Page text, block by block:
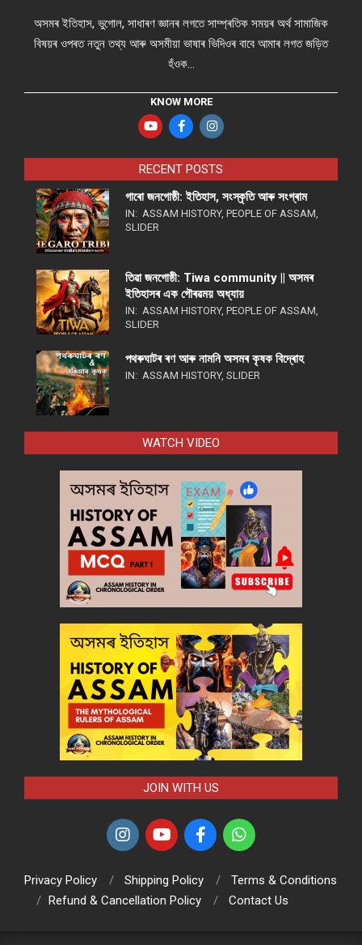
অসমৰ ইতিহাস, ভুগোল, সাধাৰণ জ্ঞানৰ লগতে সাম্প্ৰতিক সময়ৰ অৰ্থ সামাজিক
বিষয়ৰ ওপৰত নতুন তথ্য আৰু অসমীয়া ভাষাৰ ভিদিওৰ বাবে আমাৰ লগত জড়িত
হঁওক...
KNOW MORE
RECENT POSTS
গাৰো জনগোষ্ঠী: ইতিহাস, সংস্কৃতি আৰু সংগ্ৰাম
IN: ASSAM HISTORY, PEOPLE OF ASSAM
SLIDER
তিৱা জনগোষ্ঠী: Tiwa community || অসমৰ
ইতিহাসৰ এক গৌৰৱময় অধ্যায়
IN: ASSAM HISTORY, PEOPLE OF ASSAM
SLIDER
পথ​ৰুঘাট​ৰ ৰণ আৰু নামনি অসম​ৰ কৃষক বিদ্ৰোহ​
IN: ASSAM HISTORY, SLIDER
WATCH VIDEO
JOIN WITH US
Privacy Policy Shipping Policy
Terms & Conditions
Refund & Cancellation Policy
Contact Us